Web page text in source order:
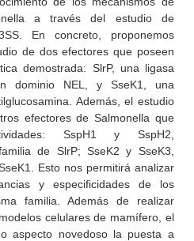
a través del estudio de
En concreto, proponemos
de dos efectores que poseen
demostrada: SlrP, una ligasa
dominio NEL, y SseK1, una
Además, el estudio
efectores de Salmonella que
SspH1 y SspH2,
de SlrP; SseK2 y SseK3,
Esto nos permitirá analizar
y especificidades de los
familia. Además de realizar
celulares de mamífero, el
aspecto novedoso la puesta a